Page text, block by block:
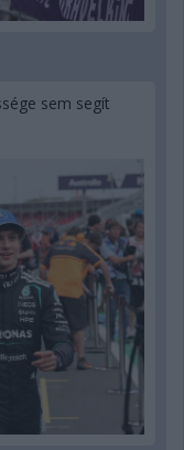
sem segít